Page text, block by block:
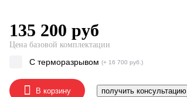
135 200 руб
Цена базовой комплектации
С терморазрывом (+ 16 700 руб.)
В корзину получить консультацию